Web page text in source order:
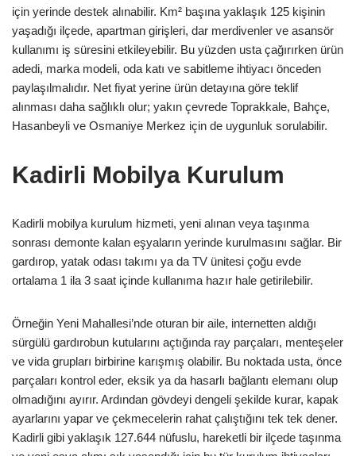
için yerinde destek alınabilir. Km² başına yaklaşık 125 kişinin
yaşadığı ilçede, apartman girişleri, dar merdivenler ve asansör
kullanımı iş süresini etkileyebilir. Bu yüzden usta çağırırken ürün
adedi, marka modeli, oda katı ve sabitleme ihtiyacı önceden
paylaşılmalıdır. Net fiyat yerine ürün detayına göre teklif
alınması daha sağlıklı olur; yakın çevrede Toprakkale, Bahçe,
Hasanbeyli ve Osmaniye Merkez için de uygunluk sorulabilir.
Kadirli Mobilya Kurulum
Kadirli mobilya kurulum hizmeti, yeni alınan veya taşınma
sonrası demonte kalan eşyaların yerinde kurulmasını sağlar. Bir
gardırop, yatak odası takımı ya da TV ünitesi çoğu evde
ortalama 1 ila 3 saat içinde kullanıma hazır hale getirilebilir.
Örneğin Yeni Mahallesi’nde oturan bir aile, internetten aldığı
sürgülü gardırobun kutularını açtığında ray parçaları, menteşeler
ve vida grupları birbirine karışmış olabilir. Bu noktada usta, önce
parçaları kontrol eder, eksik ya da hasarlı bağlantı elemanı olup
olmadığını ayırır. Ardından gövdeyi dengeli şekilde kurar, kapak
ayarlarını yapar ve çekmecelerin rahat çalıştığını tek tek dener.
Kadirli gibi yaklaşık 127.644 nüfuslu, hareketli bir ilçede taşınma